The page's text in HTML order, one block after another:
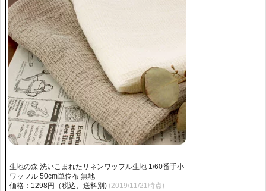
生地の森 洗いこまれたリネンワッフル生地 1/60番手小
ワッフル 50cm単位布 無地
価格：1298円（税込、送料別) (2019/11/21時点)